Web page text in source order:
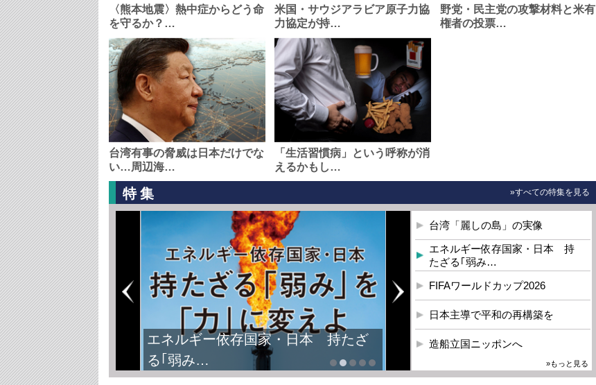
〈熊本地震〉熱中症からどう命
を守るか？…
米国・サウジアラビア原子力協
力協定が持…
野党・民主党の攻撃材料と米有
権者の投票…
台湾有事の脅威は日本だけでな
い…周辺海…
「生活習慣病」という呼称が消
えるかもし…
特集 »すべての特集を見る
エネルギー依存国家・日本 持たざ
る｢弱み…
台湾「麗しの島」の実像
エネルギー依存国家・日本 持
たざる｢弱み…
FIFAワールドカップ2026
日本主導で平和の再構築を
造船立国ニッポンへ
»もっと見る